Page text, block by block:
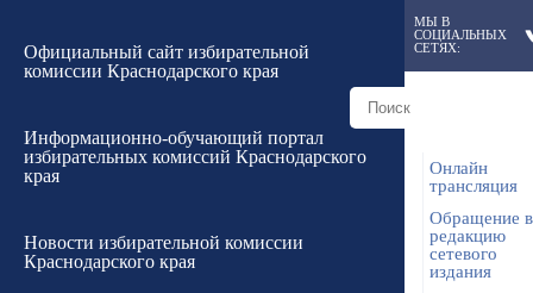
Официальный сайт избирательной
комиссии Краснодарского края
Информационно-обучающий портал
избирательных комиссий Краснодарского
края
Новости избирательной комиссии
Краснодарского края
МЫ В
СОЦИАЛЬНЫХ
СЕТЯХ:
Онлайн
трансляция
Обращение в
редакцию
сетевого
издания